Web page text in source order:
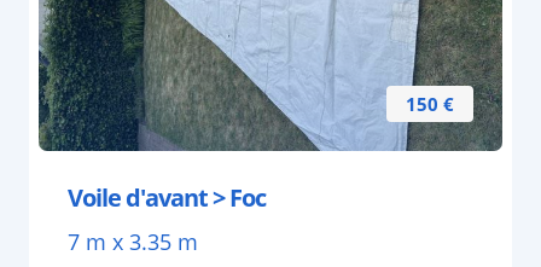
150 €
Voile d'avant > Foc
7 m x 3.35 m